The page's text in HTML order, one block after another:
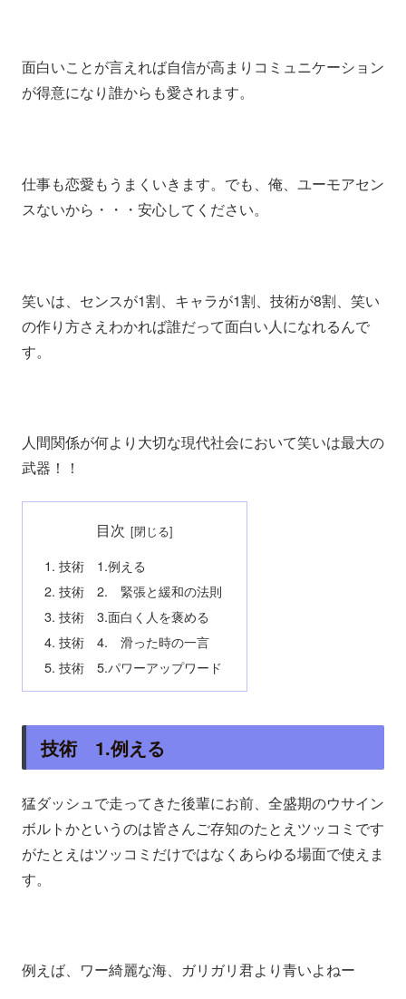
面白いことが言えれば自信が高まりコミュニケーション
が得意になり誰からも愛されます。
仕事も恋愛もうまくいきます。でも、俺、ユーモアセン
スないから・・・安心してください。
笑いは、センスが1割、キャラが1割、技術が8割、笑い
の作り方さえわかれば誰だって面白い人になれるんで
す。
人間関係が何より大切な現代社会において笑いは最大の
武器！！
目次
技術 1.例える
技術 2. 緊張と緩和の法則
技術 3.面白く人を褒める
技術 4. 滑った時の一言
技術 5.パワーアップワード
技術 1.例える
猛ダッシュで走ってきた後輩にお前、全盛期のウサイン
ボルトかというのは皆さんご存知のたとえツッコミです
がたとえはツッコミだけではなくあらゆる場面で使えま
す。
例えば、ワー綺麗な海、ガリガリ君より青いよねー